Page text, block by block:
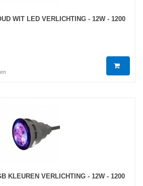
WIT LED VERLICHTING - 12W - 1200
KLEUREN VERLICHTING - 12W - 1200